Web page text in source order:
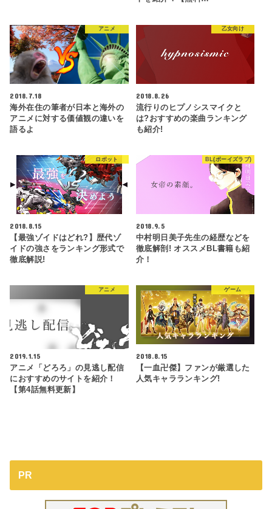
アニメ
2018.7.18
海外在住の筆者が日本と海外の
アニメに対する価値観の違いを
語るよ
乙女向け
2018.8.26
流行りのヒプノシスマイクと
は?おすすめの楽曲ランキング
も紹介!
ロボット
2018.8.15
【最強ゾイドはどれ?】歴代ゾ
イドの強さをランキング形式で
徹底解説!
BL(ボーイズラブ)
2018.9.5
中村明日美子先生の経歴などを
徹底解剖! オススメBL書籍も紹
介！
アニメ
2019.1.15
アニメ「どろろ」の見逃し配信
におすすめのサイトを紹介！
【第4話無料更新】
ゲーム
2018.8.15
【一血卍傑】ファンが厳選した
人気キャラランキング!
PR